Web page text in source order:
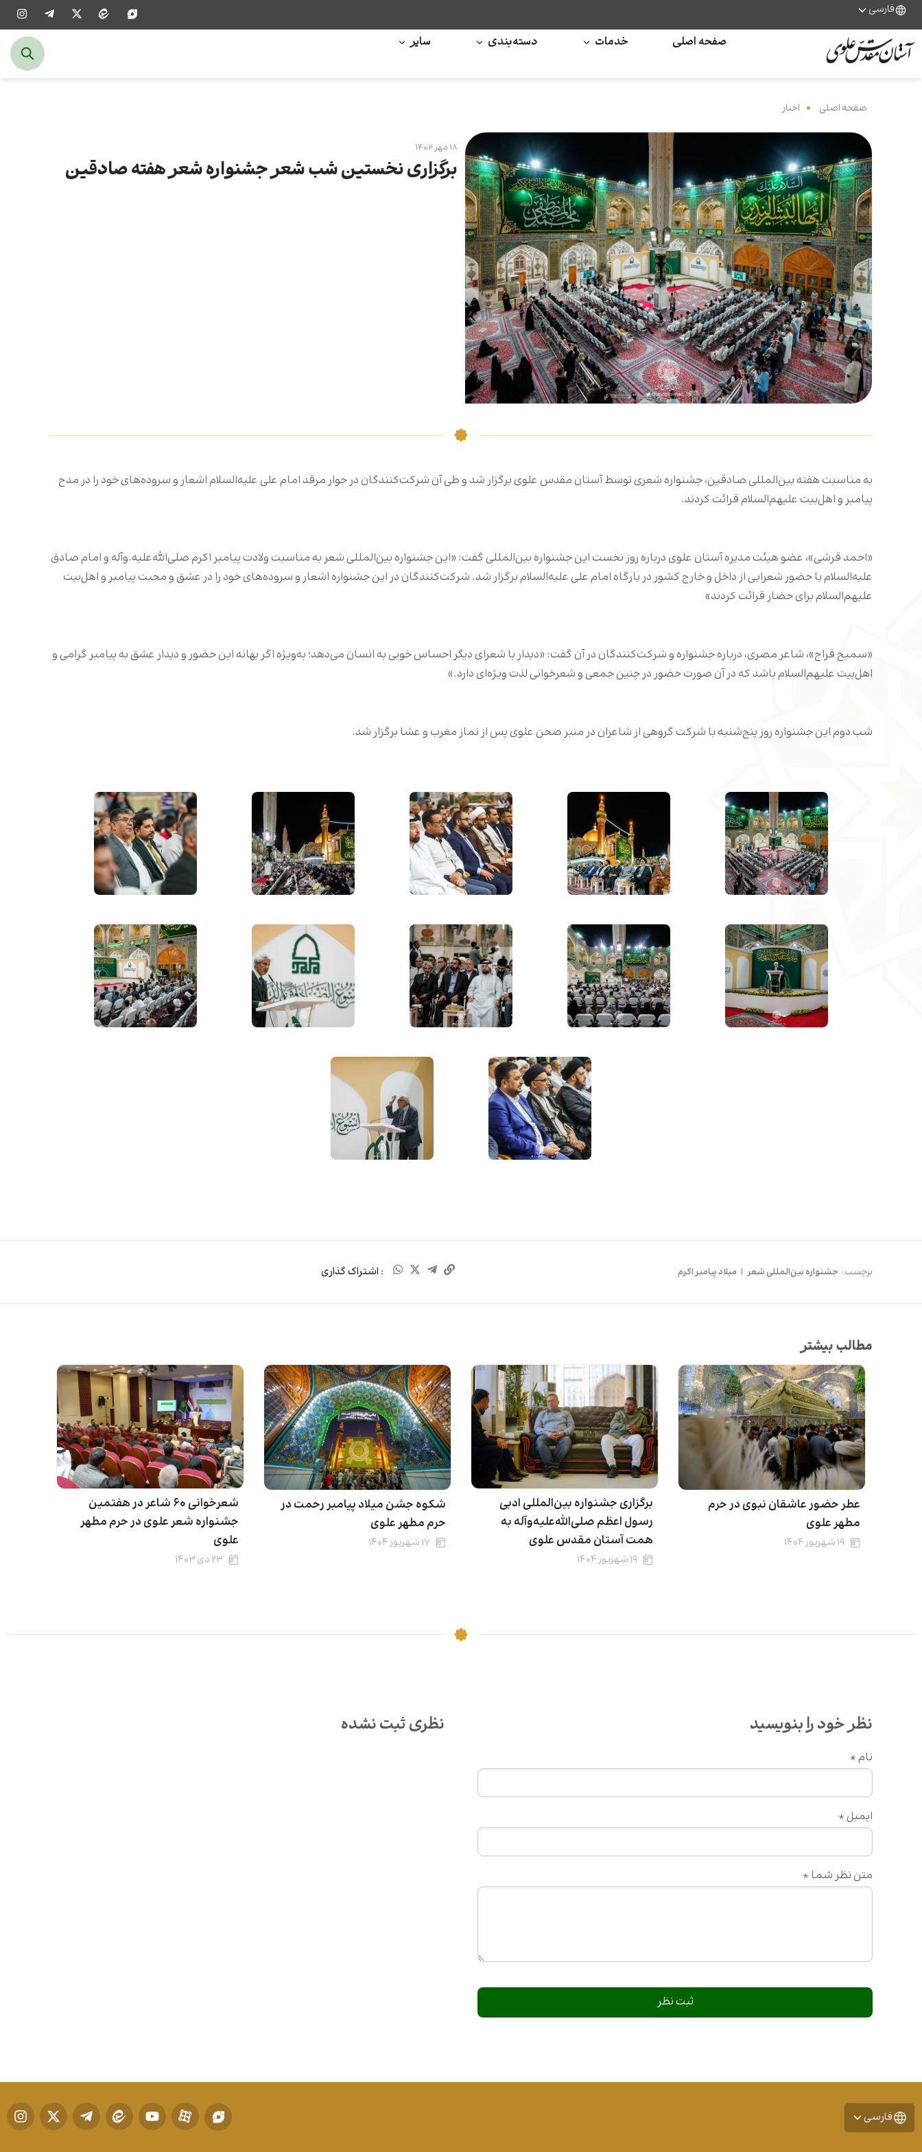
فارسی
صفحه اصلی خدمات دسته‌بندی سایر
صفحه اصلی اخبار
۱۸ مهر ۱۴۰۲
برگزاری نخستین شب شعر جشنواره شعر هفته صادقین
به مناسبت هفته بین‌المللی صادقین، جشنواره شعری توسط آستان مقدس علوی برگزار شد و طی آن شرکت‌کنندگان در جوار مرقد امام علی علیه‌السلام اشعار و سروده‌های خود را در مدح
پیامبر و اهل‌بیت علیهم‌السلام قرائت کردند.
«احمد قرشی»، عضو هیئت مدیره آستان علوی درباره روز نخست این جشنواره بین‌المللی گفت: «این جشنواره بین‌المللی شعر به مناسبت ولادت پیامبر اکرم صلی‌الله‌علیه.وآله و امام صادق
علیه‌السلام با حضور شعرایی از داخل و خارج کشور در بارگاه امام علی علیه‌السلام برگزار شد. شرکت‌کنندگان در این جشنواره اشعار و سروده‌های خود را در عشق و محبت پیامبر و اهل‌بیت
علیهم‌السلام برای حضار قرائت کردند»
«سمیح فراج»، شاعر مصری، درباره جشنواره و شرکت‌کنندگان در آن گفت: «دیدار با شعرای دیگر احساس خوبی به انسان می‌دهد؛ به‌ویژه اگر بهانه‌ این حضور و دیدار عشق به پیامبر گرامی و
اهل‌بیت علیهم‌السلام باشد که در آن صورت حضور در چنین جمعی و شعرخوانی لذت ویژه‌ای دارد.»
شب دوم این جشنواره روز پنج‌شنبه با شرکت گروهی از شاعران در منبر صحن علوی پس از نماز مغرب و عشا برگزار شد.
برچسب: جشنواره بین‌المللی شعر | میلاد پیامبر اکرم : اشتراک گذاری
مطالب بیشتر
عطر حضور عاشقان نبوی در حرم
مطهر علوی
۱۹ شهریور ۱۴۰۴
برگزاری جشنواره بین‌المللی ادبی
رسول اعظم صلی‌الله‌علیه‌وآله به
همت آستان مقدس علوی
۱۹ شهریور ۱۴۰۴
شکوه جشن میلاد پیامبر رحمت در
حرم مطهر علوی
۱۷ شهریور ۱۴۰۴
شعرخوانی ۶۰ شاعر در هفتمین
جشنواره شعر علوی در حرم مطهر
علوی
۲۳ دی ۱۴۰۳
نظر خود را بنویسید
متن نظر شما *
نام *
ایمیل *
نظری ثبت نشده
فارسی